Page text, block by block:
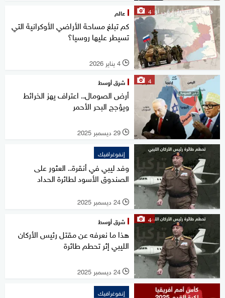
4 عالم
كم تبلغ مساحة الأراضي الأوكرانية التي
تسيطر عليها روسيا؟
l 4 يناير 2026
4 شرق أوسط
أرض الصومال.. اعتراف يهز الخرائط
ويؤجج البحر الأحمر
l 29 ديسمبر 2025
إنفوغرافيك
وفد ليبي في أنقرة.. العثور على
الصندوق الأسود لطائرة الحداد
l 24 ديسمبر 2025
4 شرق أوسط
هذا ما نعرفه عن مقتل رئيس الأركان
الليبي إثر تحطم طائرة
l 24 ديسمبر 2025
إنفوغرافيك